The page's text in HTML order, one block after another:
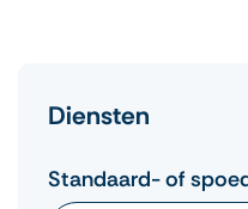
Diensten
Standaard- of